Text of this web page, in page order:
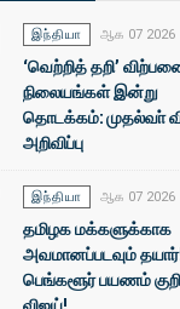
இந்தியா ஆக 07 2026
‘வெற்றித் தறி’
நிலையங்கள் இன்று
தொடக்கம்: முதல்வா்
அறிவிப்பு
இந்தியா ஆக 07 2026
தமிழக மக்களுக்காக
அவமானப்படவும்
பெங்களூர் பயணம்